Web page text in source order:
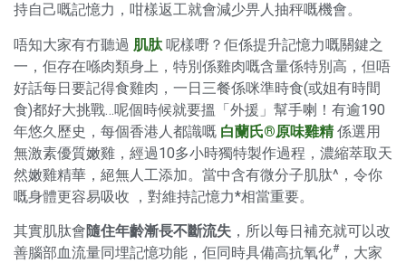
持自己嘅記憶力，咁樣返工就會減少畀人抽秤嘅機會。
唔知大家有冇聽過 肌肽 呢樣嘢？佢係提升記憶力嘅關鍵之
一，佢存在喺肉類身上，特別係雞肉嘅含量係特別高，但唔
好話每日要記得食雞肉，一日三餐係咪準時食(或姐有時間
食)都好大挑戰…呢個時候就要搵「外援」幫手喇！有逾190
年悠久歷史，每個香港人都識嘅 白蘭氏®原味雞精係選用
無激素優質嫩雞，經過10多小時獨特製作過程，濃縮萃取天
然嫩雞精華，絕無人工添加。當中含有微分子肌肽^，令你
嘅身體更容易吸收 ，對維持記憶力*相當重要。
其實肌肽會隨住年齡漸長不斷流失 ，所以每日補充就可以改
善腦部血流量同埋記憶功能，佢同時具備高抗氧化#，大家